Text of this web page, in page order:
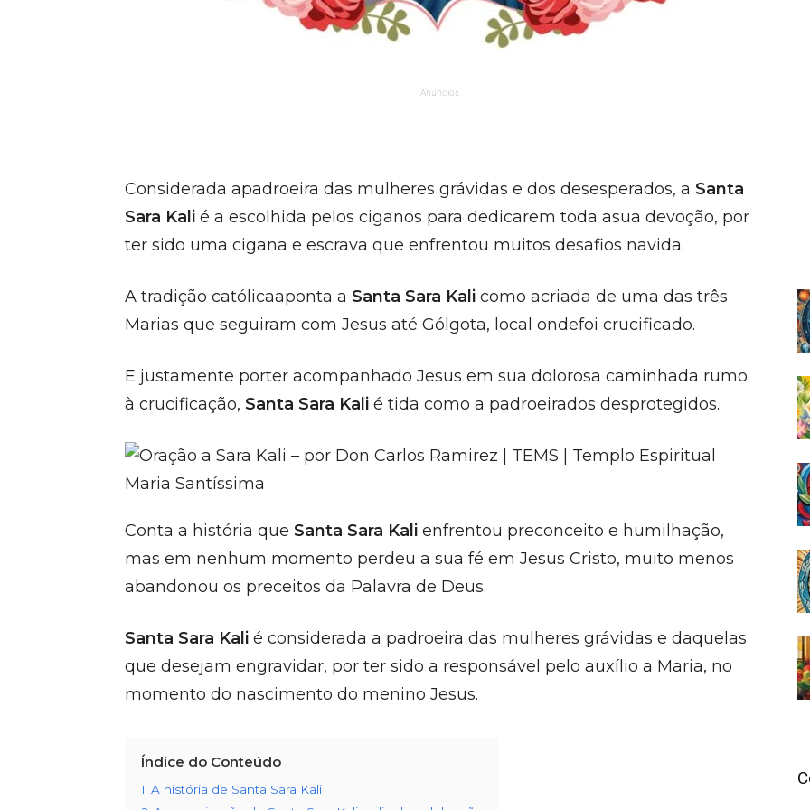
Anúncios
Considerada apadroeira das mulheres grávidas e dos desesperados, a Santa
Sara Kali é a escolhida pelos ciganos para dedicarem toda asua devoção, por
ter sido uma cigana e escrava que enfrentou muitos desafios navida.
A tradição católicaaponta a Santa Sara Kali como acriada de uma das três
Marias que seguiram com Jesus até Gólgota, local ondefoi crucificado.
E justamente porter acompanhado Jesus em sua dolorosa caminhada rumo
à crucificação, Santa Sara Kali é tida como a padroeirados desprotegidos.
Conta a história que Santa Sara Kali enfrentou preconceito e humilhação,
mas em nenhum momento perdeu a sua fé em Jesus Cristo, muito menos
abandonou os preceitos da Palavra de Deus.
Santa Sara Kali é considerada a padroeira das mulheres grávidas e daquelas
que desejam engravidar, por ter sido a responsável pelo auxílio a Maria, no
momento do nascimento do menino Jesus.
Índice do Conteúdo
1 A história de Santa Sara Kali